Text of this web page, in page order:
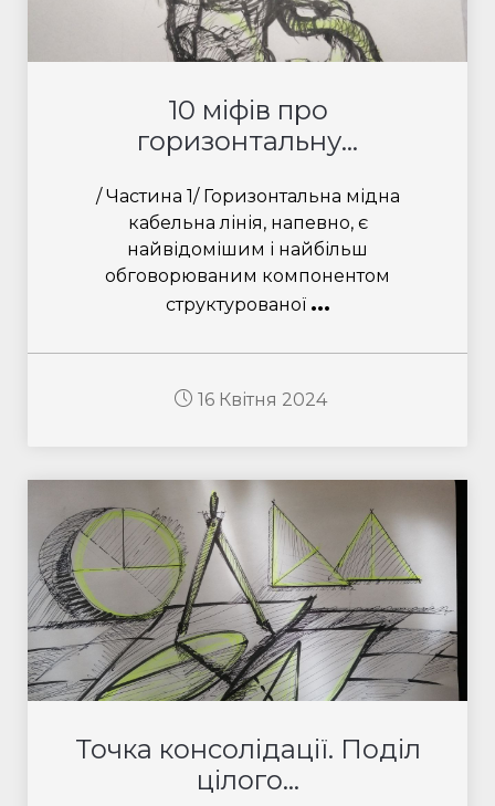
10 міфів про
горизонтальну...
/ Частина 1/ Горизонтальна мідна
кабельна лінія, напевно, є
найвідомішим і найбільш
обговорюваним компонентом
структурованої ...
16 Квітня 2024
Точка консолідації. Поділ
цілого...